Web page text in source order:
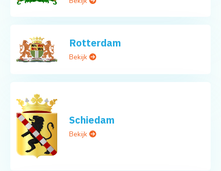
Rotterdam
Bekijk
Schiedam
Bekijk